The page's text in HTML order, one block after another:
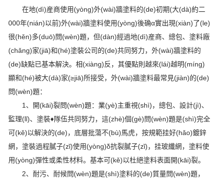
在地(dì)産商使用(yòng)外(wài)牆塗料的(de)初期(大(dà)約二
000年(nián)以前)外(wài)牆塗料使用(yòng)後确α實出現(xiàn)了(le)
很(hěn)多(duō)問(wèn)題，但(dàn)經過地(dì)産商、總包、塗料廠
(chǎng)家(jiā)和(hé)塗裝公司的(de​)共同努力，外(wài)牆塗料的
(de)缺點已基本解決。相(xiàng)反，其優點則越來(lái)越明(míng)
顯和(hé)被大(dà)家(≥jiā)所接受，外(wài)牆塗料最常見(jiàn)的(de)
問(wèn)題：
1、開(kāi)裂問(wèn)題：業(yè)主重視(shì)，總包、設計(jì)、
監理(lǐ)、塗裝♦隊伍共同努力，這(zhè)個(gè)問(wèn)題是(shì)完全
可(kě)以解決的(de)，底層批蕩不(bù)馬虎，按規範挂好(hǎo)鍍鋅
網，塗裝過程膩子(zǐ)使用(yòng)δ抗裂膩子(zǐ)，挂玻纖網，塗料使
用(yòng)彈性或柔性材料。基本可(kě)以杜絕塗料表面開(kāi)裂。
2、耐污、耐候問(wèn)題是(shì)塗料的(de)質量問(wèn)題，